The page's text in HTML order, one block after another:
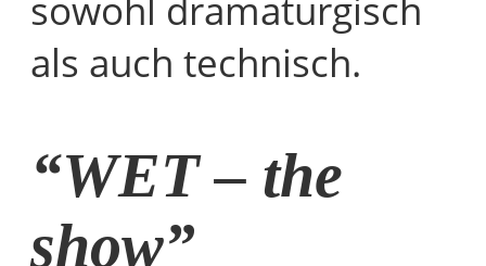
als auch technisch.
“WET – the
show”